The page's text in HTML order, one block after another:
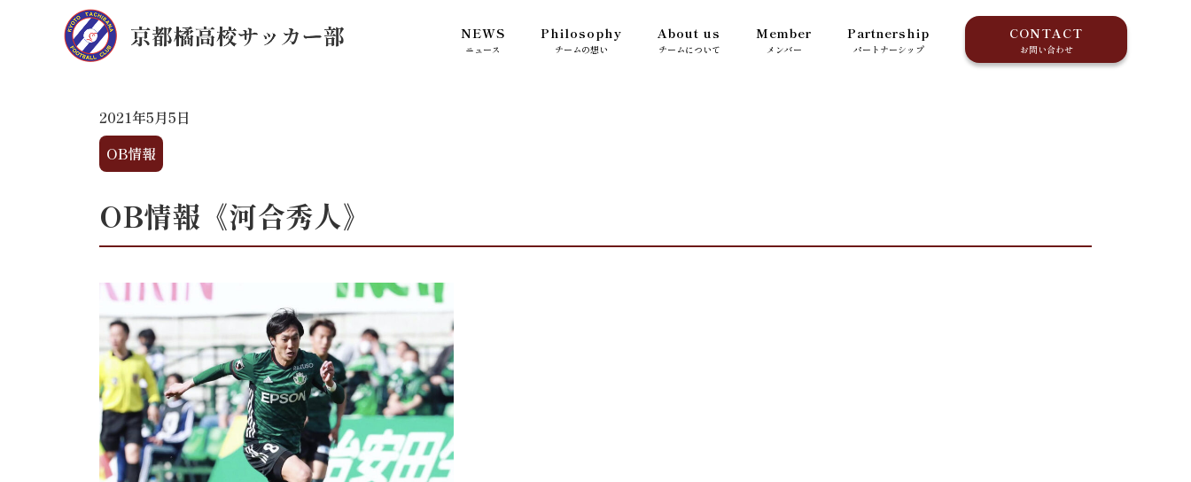
ニュース
NEWS
チームの想い
Philosophy
チームについて
About us
メンバー
Member
パートナーシップ
Partnership
お問い合わせ
CONTACT
2021年5月5日
OB情報
OB情報《河合秀人》